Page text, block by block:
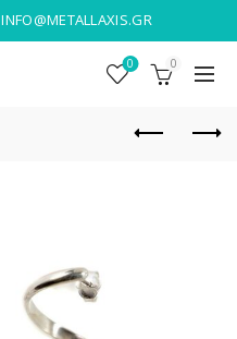
INFO@METALLAXIS.GR
0 0